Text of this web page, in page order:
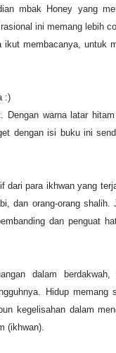
mbak Honey yang
ini memang lebih
membacanya, untuk
:)
Dengan warna latar
dengan isi buku ini
dari para ikhwan yang
dan orang-orang
dan penguat
dalam
Hidup memang
kegelisahan dalam
(ikhwan).